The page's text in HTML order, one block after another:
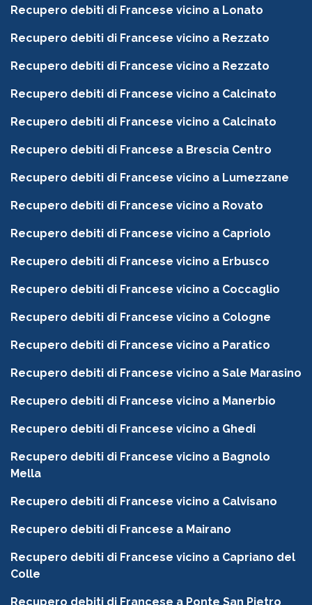
Recupero debiti di Francese vicino a Lonato
Recupero debiti di Francese vicino a Rezzato
Recupero debiti di Francese vicino a Rezzato
Recupero debiti di Francese vicino a Calcinato
Recupero debiti di Francese vicino a Calcinato
Recupero debiti di Francese a Brescia Centro
Recupero debiti di Francese vicino a Lumezzane
Recupero debiti di Francese vicino a Rovato
Recupero debiti di Francese vicino a Capriolo
Recupero debiti di Francese vicino a Erbusco
Recupero debiti di Francese vicino a Coccaglio
Recupero debiti di Francese vicino a Cologne
Recupero debiti di Francese vicino a Paratico
Recupero debiti di Francese vicino a Sale Marasino
Recupero debiti di Francese vicino a Manerbio
Recupero debiti di Francese vicino a Ghedi
Recupero debiti di Francese vicino a Bagnolo
Mella
Recupero debiti di Francese vicino a Calvisano
Recupero debiti di Francese a Mairano
Recupero debiti di Francese vicino a Capriano del
Colle
Recupero debiti di Francese a Ponte San Pietro